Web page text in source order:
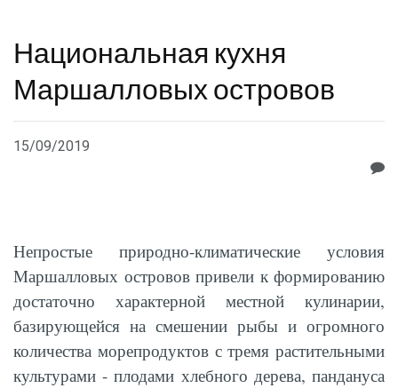
Национальная кухня
Маршалловых островов
15/09/2019
Непростые природно-климатические условия
Маршалловых островов привели к формированию
достаточно характерной местной кулинарии,
базирующейся на смешении рыбы и огромного
количества морепродуктов с тремя растительными
культурами - плодами хлебного дерева, пандануса